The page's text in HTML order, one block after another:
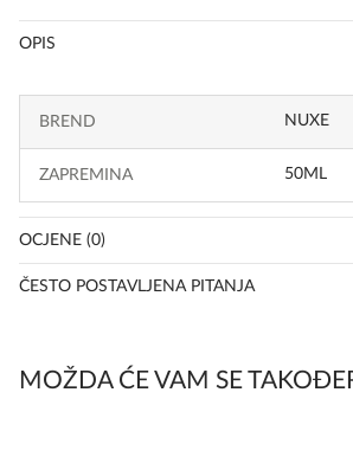
OPIS
BREND NUXE
ZAPREMINA 50ML
OCJENE (0)
ČESTO POSTAVLJENA PITANJA
MOŽDA ĆE VAM SE